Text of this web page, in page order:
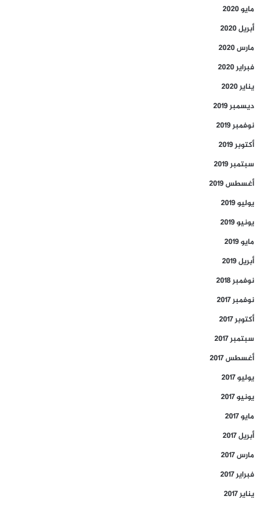
مايو 2020
أبريل 2020
مارس 2020
فبراير 2020
يناير 2020
ديسمبر 2019
نوفمبر 2019
أكتوبر 2019
سبتمبر 2019
أغسطس 2019
يوليو 2019
يونيو 2019
مايو 2019
أبريل 2019
نوفمبر 2018
نوفمبر 2017
أكتوبر 2017
سبتمبر 2017
أغسطس 2017
يوليو 2017
يونيو 2017
مايو 2017
أبريل 2017
مارس 2017
فبراير 2017
يناير 2017